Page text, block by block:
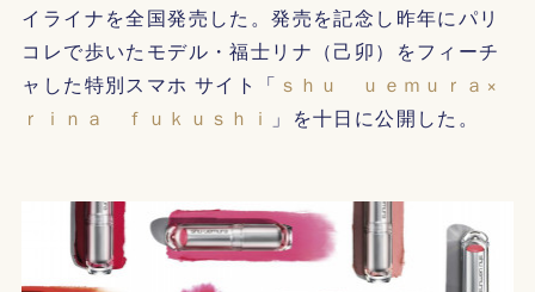
イライナを全国発売した。発売を記念し昨年にパリ
コレで歩いたモデル・福士リナ（己卯）をフィーチ
ャした特別スマホ サイト「 ｓｈｕ ｕｅｍｕｒａ×
ｒｉｎａ ｆｕｋｕｓｈｉ 」を十日に公開した。